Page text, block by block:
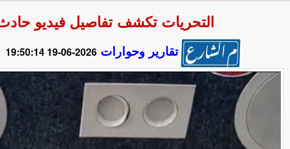
التحريات تكشف تفاصيل فيديو
تقارير وحوارات 2026-06-19 19:50:14